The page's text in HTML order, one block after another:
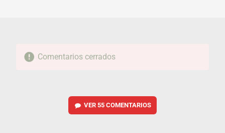
Comentarios cerrados
VER 55 COMENTARIOS